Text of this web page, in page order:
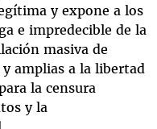
y expone a los
e impredecible de la
masiva de
amplias a la libertad
la censura
y la